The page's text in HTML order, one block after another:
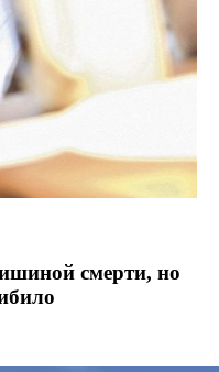
смерти, но